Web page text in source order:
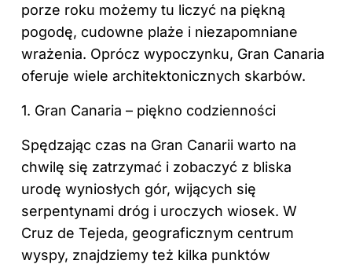
porze roku możemy tu liczyć na piękną
pogodę, cudowne plaże i niezapomniane
wrażenia. Oprócz wypoczynku, Gran Canaria
oferuje wiele architektonicznych skarbów.
1. Gran Canaria – piękno codzienności
Spędzając czas na Gran Canarii warto na
chwilę się zatrzymać i zobaczyć z bliska
urodę wyniosłych gór, wijących się
serpentynami dróg i uroczych wiosek. W
Cruz de Tejeda, geograficznym centrum
wyspy, znajdziemy też kilka punktów